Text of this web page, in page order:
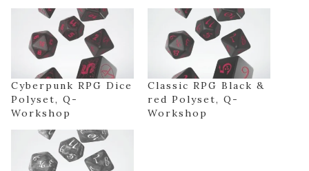
Cyberpunk RPG Dice
Polyset, Q-
Workshop
Classic RPG Black &
red Polyset, Q-
Workshop